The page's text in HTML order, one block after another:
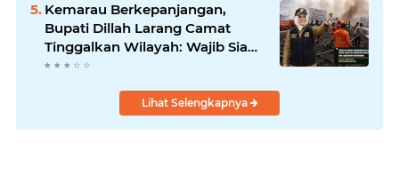
Kemarau Berkepanjangan,
Bupati Dillah Larang Camat
Tinggalkan Wilayah: Wajib Siaga
Hadapi Karhutla dan Kebakaran
Lihat Selengkapnya